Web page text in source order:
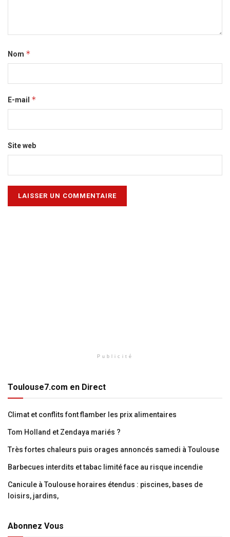
Nom *
E-mail *
Site web
Publicité
Toulouse7.com en Direct
Climat et conflits font flamber les prix alimentaires
Tom Holland et Zendaya mariés ?
Très fortes chaleurs puis orages annoncés samedi à Toulouse
Barbecues interdits et tabac limité face au risque incendie
Canicule à Toulouse horaires étendus : piscines, bases de
loisirs, jardins,
Abonnez Vous